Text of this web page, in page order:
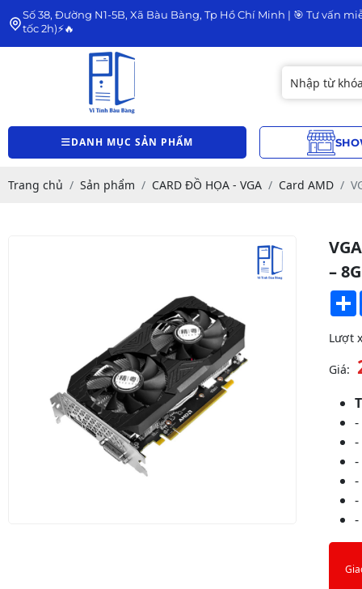
Số 38, Đường N1-5B, Xã Bàu Bàng, Tp Hồ Chí Minh | 🎯 Tư vấn
tốc 2h)⚡🔥
DANH MỤC SẢN PHẨM
Trang chủ Sản phẩm CARD ĐỒ HỌA - VGA Card AMD
–
Lượt
Giá: